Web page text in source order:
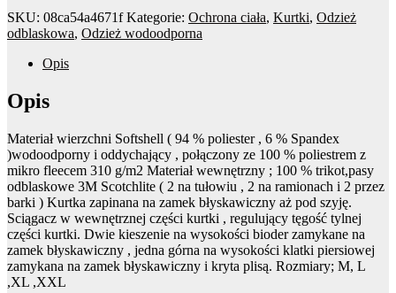
SKU: 08ca54a4671f Kategorie: Ochrona ciała, Kurtki, Odzież
odblaskowa, Odzież wodoodporna
Opis
Opis
Materiał wierzchni Softshell ( 94 % poliester , 6 % Spandex
)wodoodporny i oddychający , połączony ze 100 % poliestrem z
mikro fleecem 310 g/m2 Materiał wewnętrzny ; 100 % trikot,pasy
odblaskowe 3M Scotchlite ( 2 na tułowiu , 2 na ramionach i 2 przez
barki ) Kurtka zapinana na zamek błyskawiczny aż pod szyję.
Sciągacz w wewnętrznej części kurtki , regulujący tęgość tylnej
części kurtki. Dwie kieszenie na wysokości bioder zamykane na
zamek błyskawiczny , jedna górna na wysokości klatki piersiowej
zamykana na zamek błyskawiczny i kryta plisą. Rozmiary; M, L
,XL ,XXL